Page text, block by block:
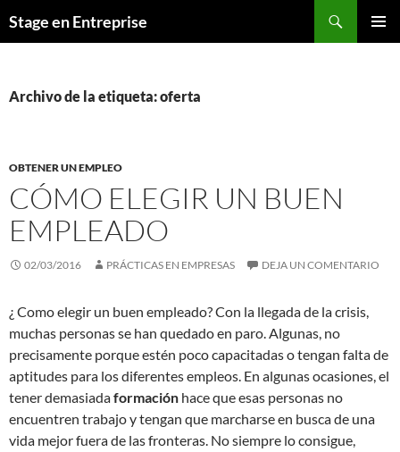
alStage en Entreprise
Archivo de la etiqueta: oferta
OBTENER UN EMPLEO
CÓMO ELEGIR UN BUEN
EMPLEADO
02/03/2016 PRÁCTICAS EN EMPRESAS DEJA UN COMENTARIO
¿ Como elegir un buen empleado? Con la llegada de la crisis,
muchas personas se han quedado en paro. Algunas, no
precisamente porque estén poco capacitadas o tengan falta de
aptitudes para los diferentes empleos. En algunas ocasiones, el
tener demasiadaformación hace que esas personas no
encuentren trabajo y tengan que marcharse en busca de una
vida mejor fuera de las fronteras. No siempre lo consigue,